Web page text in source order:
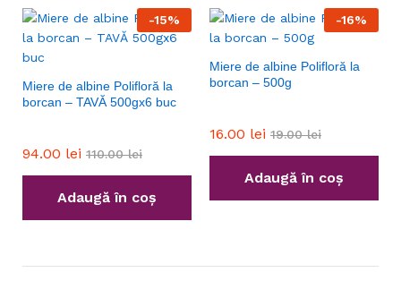
-15%
Miere de albine Polifloră la
borcan – TAVĂ 500gx6 buc
94.00 lei 110.00lei
Adaugă în coș
-16%
Miere de albine Polifloră la
borcan – 500g
16.00 lei 19.00lei
Adaugă în coș